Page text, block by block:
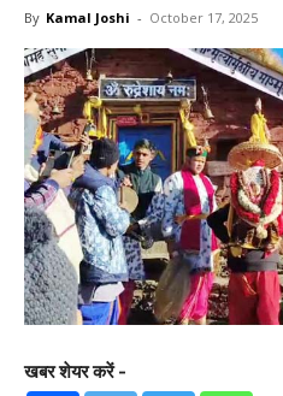
By Kamal Joshi - October 17, 2025
खबर शेयर करें -